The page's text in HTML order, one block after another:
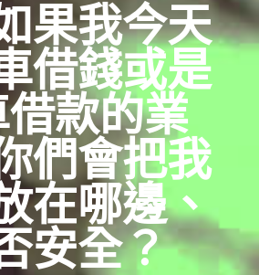
果我今天
借錢或是
款的業
們會把我
在哪邊、
安全？